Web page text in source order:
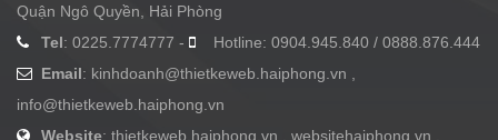
Quận Ngô Quyền, Hải Phòng
Tel: 0225.7774777 -
Hotline: 0904.945.840 / 0888.876.444
Email: kinhdoanh@thietkeweb.haiphong.vn
info@thietkeweb.haiphong.vn
Website: thietkeweb.haiphong.vn , websitehaiphong.vn ,